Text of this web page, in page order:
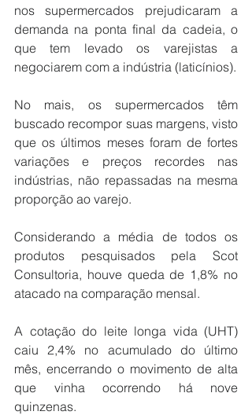
nos supermercados prejudicaram a
demanda na ponta final da cadeia, o
que tem levado os varejistas a
negociarem com a indústria (laticínios).
No mais, os supermercados têm
buscado recompor suas margens, visto
que os últimos meses foram de fortes
variações e preços recordes nas
indústrias, não repassadas na mesma
proporção ao varejo.
Considerando a média de todos os
produtos pesquisados pela Scot
Consultoria, houve queda de 1,8% no
atacado na comparação mensal.
A cotação do leite longa vida (UHT)
caiu 2,4% no acumulado do último
mês, encerrando o movimento de alta
que vinha ocorrendo há nove
quinzenas.